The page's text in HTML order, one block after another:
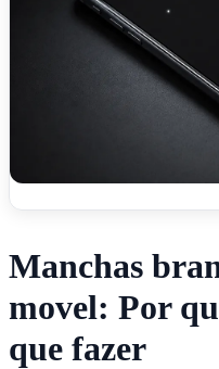
Manchas
movel: Por
que fazer